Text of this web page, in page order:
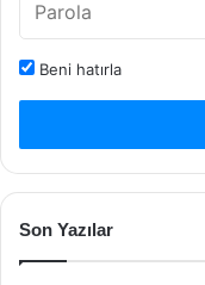
Beni hatırla
Son Yazılar